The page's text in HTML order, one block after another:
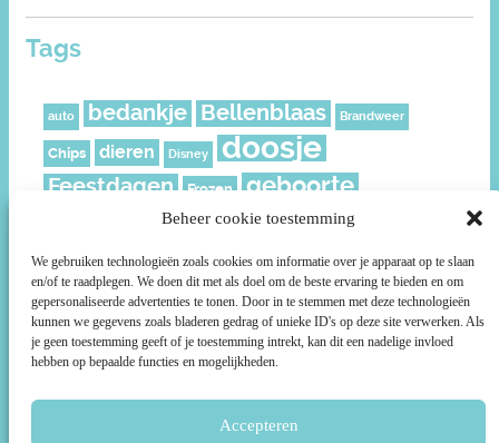
Beheer cookie toestemming
We gebruiken technologieën zoals cookies om informatie over je apparaat op te slaan
en/of te raadplegen. We doen dit met als doel om de beste ervaring te bieden en om
gepersonaliseerde advertenties te tonen. Door in te stemmen met deze technologieën
kunnen we gegevens zoals bladeren gedrag of unieke ID's op deze site verwerken. Als
je geen toestemming geeft of je toestemming intrekt, kan dit een nadelige invloed
hebben op bepaalde functies en mogelijkheden.
Accepteren
Tags
auto bedankje Bellenblaas Brandweer
Chips dieren Disney doosje
Feestdagen Frozen geboorte
geschenkverpakking Juf
knijpfruit leeftijd meisje Mickey Moederdag
muisjes Nederland Piraat politie
Prikkers Prinsessen Ridder roze rozen
ruitjes Schild smiley Social media
Uil unicorn